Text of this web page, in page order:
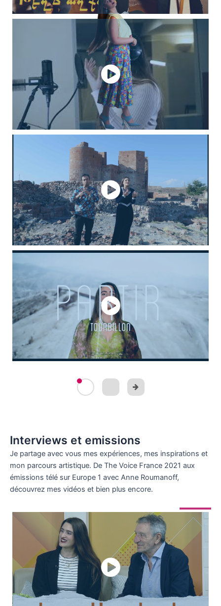
Interviews et emissions
Je partage avec vous mes expériences, mes inspirations et
mon parcours artistique. De The Voice France 2021 aux
émissions télé sur Europe 1 avec Anne Roumanoff,
découvrez mes vidéos et bien plus encore.